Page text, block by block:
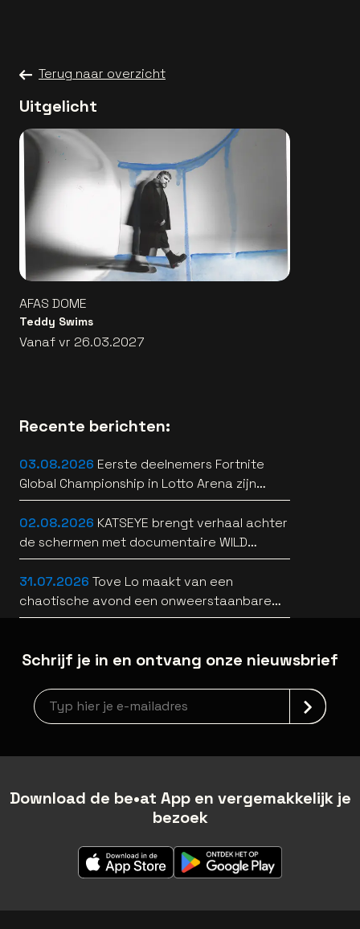
Terug naar overzicht
Uitgelicht
AFAS DOME
Teddy Swims
Vanaf vr 26.03.2027
Recente berichten:
03.08.2026 Eerste deelnemers Fortnite
Global Championship in Lotto Arena zijn
bekend
02.08.2026 KATSEYE brengt verhaal achter
de schermen met documentaire WILD
HEARTS [trailer]
31.07.2026 Tove Lo maakt van een
chaotische avond een onweerstaanbare
popsong
Schrijf je in en ontvang onze nieuwsbrief
Nieuwsbrief aanmelding
Download de be•at App en vergemakkelijk je
bezoek